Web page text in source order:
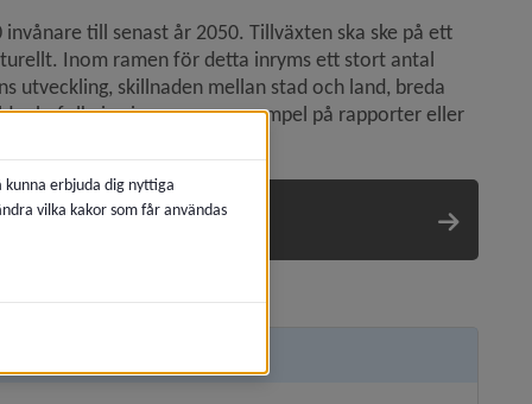
till senast år 2050. Tillväxten ska ske på ett
Inom ramen för detta inryms ett stort antal
utveckling, skillnaden mellan stad och land, breda
befolkning inryms som exempel på rapporter eller
erbjuda dig nyttiga
vilka kakor som får användas